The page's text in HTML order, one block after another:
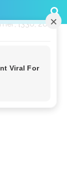
[]};
[336, 280],